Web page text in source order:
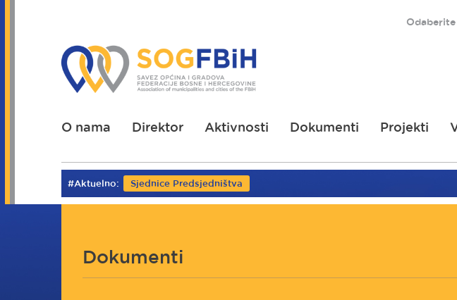
Odaberite
O nama Direktor Aktivnosti Dokumenti Projekti
#Aktuelno: Sjednice Predsjedništva
Dokumenti